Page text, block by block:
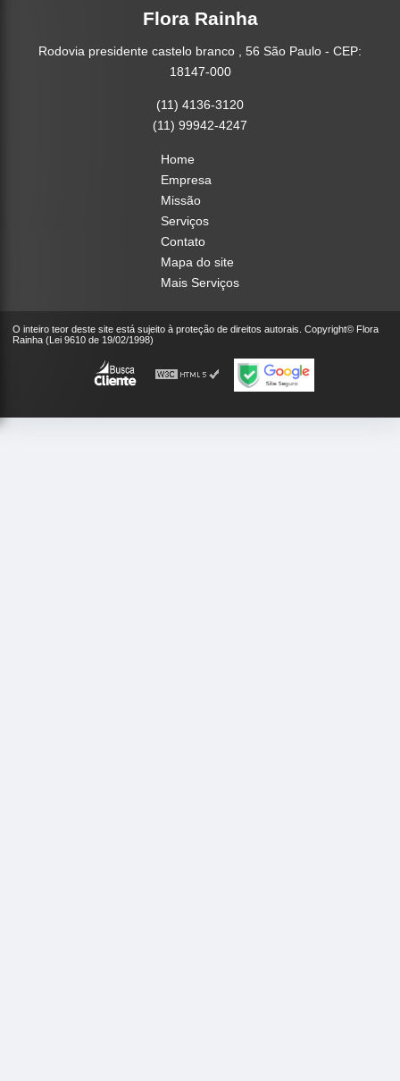
Flora Rainha
Rodovia presidente castelo branco , 56 São Paulo - CEP:
18147-000
(11) 4136-3120
(11) 99942-4247
Home
Empresa
Missão
Serviços
Contato
Mapa do site
Mais Serviços
O inteiro teor deste site está sujeito à proteção de direitos autorais. Copyright© Flora
Rainha (Lei 9610 de 19/02/1998)